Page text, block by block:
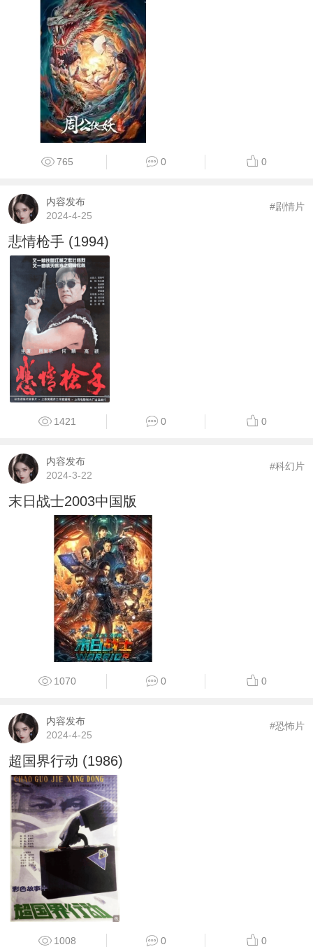
765 0 0
内容发布
2024-4-25
#剧情片
悲情枪手 (1994)
1421 0 0
内容发布
2024-3-22
#科幻片
末日战士2003中国版
1070 0 0
内容发布
2024-4-25
#恐怖片
超国界行动 (1986)
1008 0 0